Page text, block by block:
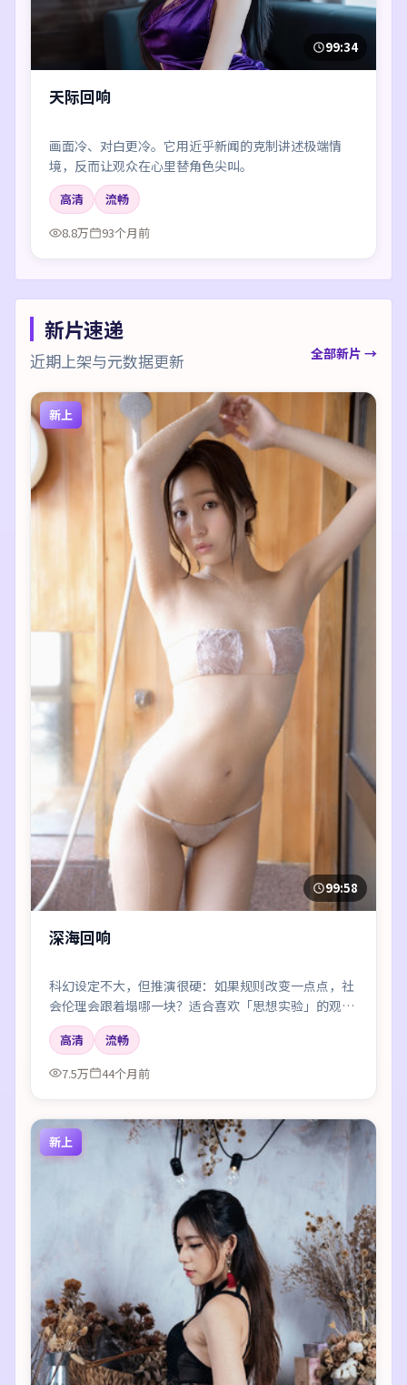
99:34
天际回响
画面冷、对白更冷。它用近乎新闻的克制讲述极端情
境，反而让观众在心里替角色尖叫。
高清
流畅
8.8万
93个月前
新片速递
近期上架与元数据更新 全部新片 →
新上
99:58
深海回响
科幻设定不大，但推演很硬：如果规则改变一点点，社
会伦理会跟着塌哪一块？适合喜欢「思想实验」的观
众。
高清
流畅
7.5万
44个月前
新上